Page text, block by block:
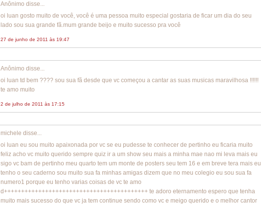
Anônimo disse...
oi luan gosto muito de você, você é uma pessoa muito especial gostaria de ficar um dia do seu
lado sou sua grande fã.mum grande beijo e muito sucesso pra você
27 de junho de 2011 às 19:47
Anônimo disse...
oi luan td bem ???? sou sua fã desde que vc começou a cantar as suas musicas maravilhosa !!!!!!
te amo muito
2 de julho de 2011 às 17:15
michele disse...
oi luan eu sou muito apaixonada por vc se eu pudesse te conhecer de pertinho eu ficaria muito
feliz acho vc muito querido sempre quiz ir a um show seu mais a minha mae nao mi leva mais eu
sigo vc bam de pertinho meu quarto tem um monte de posters seu tem 16 e em breve tera mais eu
tenho o seu caderno sou muito sua fa minhas amigas dizem que no meu colegio eu sou sua fa
numero1 porque eu tenho varias coisas de vc te amo
d++++++++++++++++++++++++++++++++++++++++++ te adoro eternamento espero que tenha
muito mais sucesso do que vc ja tem continue sendo como vc e meigo querido e o melhor cantor